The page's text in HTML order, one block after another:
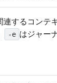
連するコンテ
-e はジャー